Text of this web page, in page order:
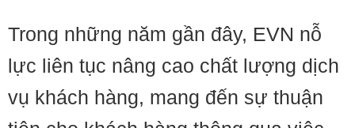
Trong những năm gần đây, EVN nỗ
lực liên tục nâng cao chất lượng dịch
vụ khách hàng, mang đến sự thuận